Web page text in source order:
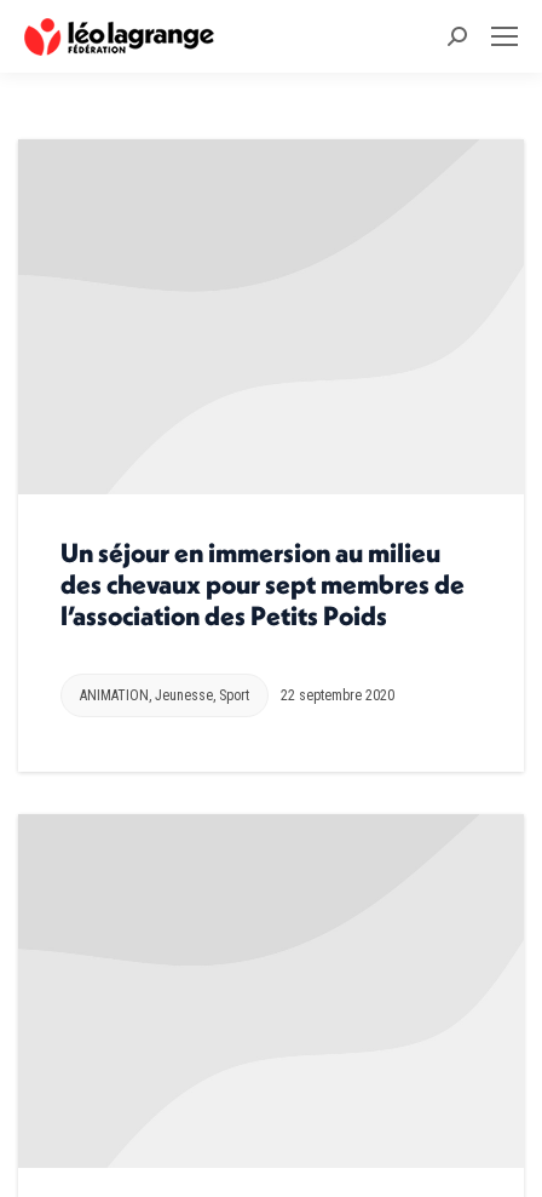
Recherche
Un séjour en immersion au milieu
des chevaux pour sept membres de
l’association des Petits Poids
ANIMATION Jeunesse Sport 22 septembre 2020